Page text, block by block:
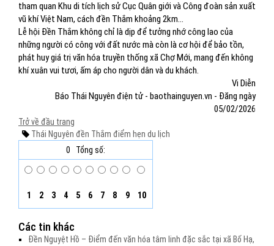
tham quan Khu di tích lịch sử Cục Quân giới và Công đoàn sản xuất
vũ khí Việt Nam, cách đền Thắm khoảng 2km...
Lễ hội Đền Thắm không chỉ là dịp để tưởng nhớ công lao của
những người có công với đất nước mà còn là cơ hội để bảo tồn,
phát huy giá trị văn hóa truyền thống xã Chợ Mới, mang đến không
khí xuân vui tươi, ấm áp cho người dân và du khách.
Vi Diễn
Báo Thái Nguyên điện tử - baothainguyen.vn - Đăng ngày
05/02/2026
Trở về đầu trang
Thái Nguyên đền Thắm điểm hẹn du lịch
0
Tổng số:
1 2 3 4 5 6 7 8 9 10
Các tin khác
Đền Nguyệt Hồ – Điểm đến văn hóa tâm linh đặc sắc tại xã Bố Hạ,